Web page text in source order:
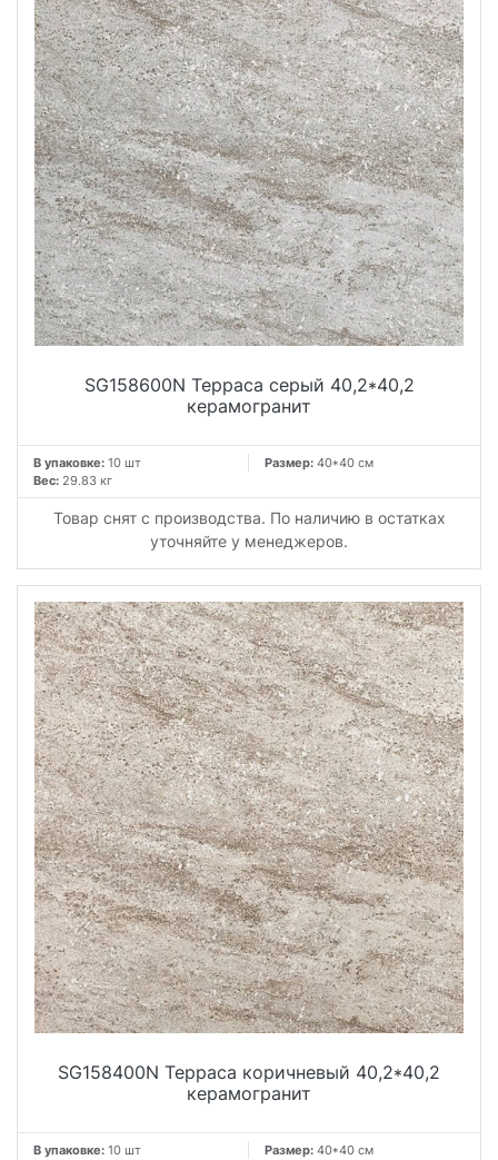
SG158600N Терраса серый 40,2*40,2
керамогранит
В упаковке: 10 шт Размер: 40*40 см
Вес: 29.83 кг
Товар снят с производства. По наличию в остатках
уточняйте у менеджеров.
SG158400N Терраса коричневый 40,2*40,2
керамогранит
В упаковке: 10 шт Размер: 40*40 см